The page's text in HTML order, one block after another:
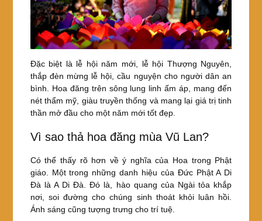
Đặc biệt là lễ hội năm mới, lễ hội Thượng Nguyên,
thắp đèn mừng lễ hội, cầu nguyện cho người dân an
bình. Hoa đăng trên sông lung linh ấm áp, mang đến
nét thẩm mỹ, giàu truyền thống và mang lại giá trị tinh
thần mở đầu cho một năm mới tốt đẹp.
Vì sao thả hoa đăng mùa Vũ Lan?
Có thể thấy rõ hơn về ý nghĩa của Hoa trong Phật
giáo. Một trong những danh hiệu của Đức Phật A Di
Đà là A Di Đà. Đó là, hào quang của Ngài tỏa khắp
nơi, soi đường cho chúng sinh thoát khỏi luân hồi.
Ánh sáng cũng tượng trưng cho trí tuệ.